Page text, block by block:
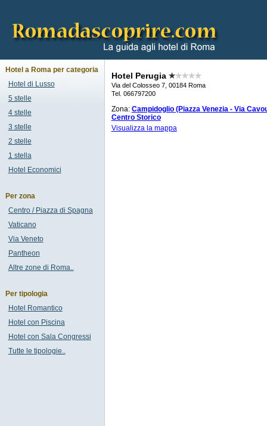
Hotel Perugia
Via del Colosseo 7, 00184 Roma
Tel. 066797200
Zona: Campidoglio (Piazza Venezia - Via
Centro Storico
Visualizza la mappa
Hotel a Roma per categoria
Hotel di Lusso
5 stelle
4 stelle
3 stelle
2 stelle
1 stella
Hotel Economici
Per zona
Centro / Piazza di Spagna
Vaticano
Via Veneto
Pantheon
Altre zone di Roma..
Per tipologia
Hotel Romantico
Hotel con Piscina
Hotel con Sala Congressi
Tutte le tipologie..